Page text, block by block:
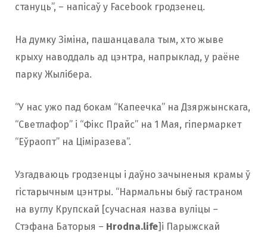
стануць”, – напісаў у Facebook гродзенец.
На думку Зіміна, пашанцавала тым, хто жыве
крыху наводдаль ад цэнтра, напрыклад, у раёне
парку Жылібера.
“У нас ужо пад бокам “Капеечка” на Дзяржынскага,
“Светлафор” і “Фікс Прайс” на 1 Мая, гіпермаркет
“Еўраопт” на Ціміразева”.
Узгадваюць гродзенцы і даўно зачыненыя крамы ў
гістарычным цэнтры. “Нармальны быў гастраном
на вуглу Крупскай [cучасная назва вуліцы –
Стэфана Баторыя – Hrodna.life]і Парыжскай